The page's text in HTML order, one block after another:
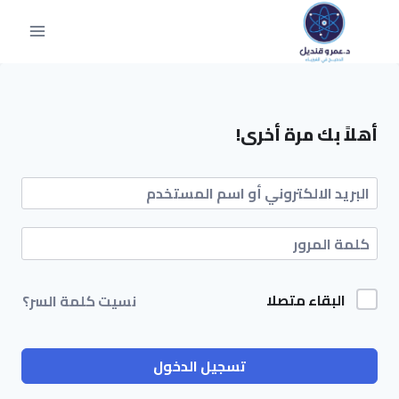
أهلاً بك مرة أخرى!
البقاء متصلا نسيت كلمة السر؟
تسجيل الدخول